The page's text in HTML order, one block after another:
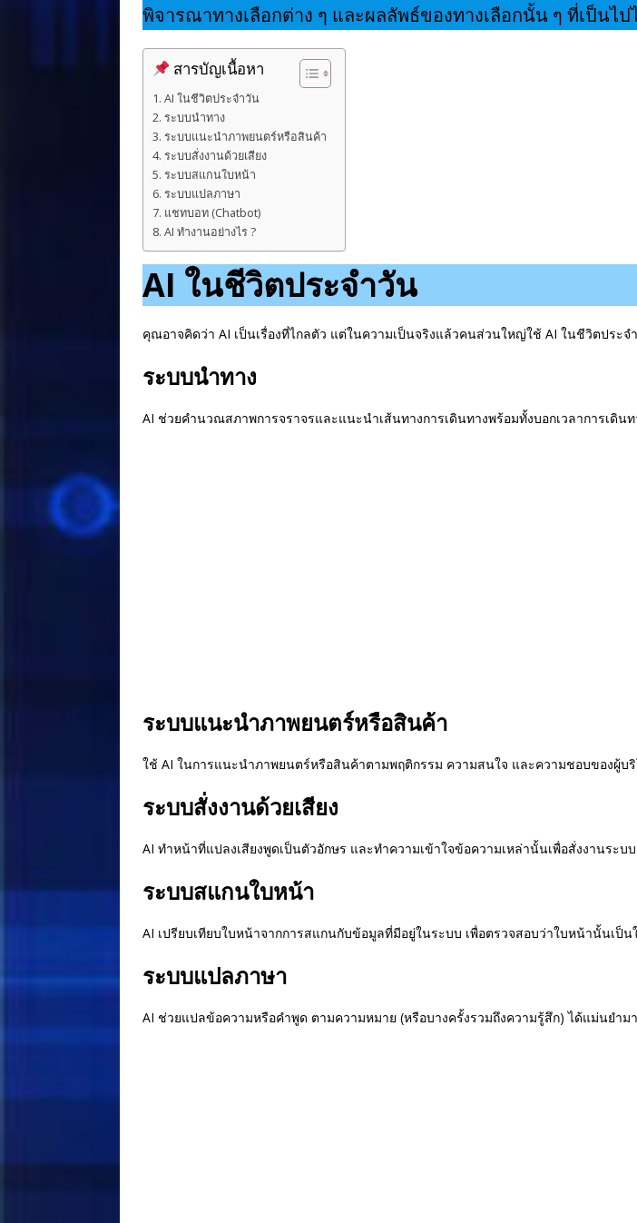
พิจารณาทางเลือกต่าง ๆ และผลลัพธ์ของทางเลือกนั้น ๆ ที่เป็น
สารบัญเนื้อหา
AI ในชีวิตประจำวัน
ระบบนำทาง
ระบบแนะนำภาพยนตร์หรือสินค้า
ระบบสั่งงานด้วยเสียง
ระบบสแกนใบหน้า
ระบบแปลภาษา
แชทบอท (Chatbot)
AI ทำงานอย่างไร ?
AI ในชีวิตประจำวัน
คุณอาจคิดว่า AI เป็นเรื่องที่ไกลตัว แต่ในความเป็นจริงแล้วคนส่วนใหญ่ใช้ AI ในชีวิตประ
ระบบนำทาง
AI ช่วยคำนวณสภาพการจราจรและแนะนำเส้นทางการเดินทางพร้อมทั้งบอกเวลาการเดิน
ระบบแนะนำภาพยนตร์หรือสินค้า
ใช้ AI ในการแนะนำภาพยนตร์หรือสินค้าตามพฤติกรรม ความสนใจ และความชอบของผู้บ
ระบบสั่งงานด้วยเสียง
AI ทำหน้าที่แปลงเสียงพูดเป็นตัวอักษร และทำความเข้าใจข้อความเหล่านั้นเพื่อสั่งงานระ
ระบบสแกนใบหน้า
AI เปรียบเทียบใบหน้าจากการสแกนกับข้อมูลที่มีอยู่ในระบบ เพื่อตรวจสอบว่าใบหน้านั้นเ
ระบบแปลภาษา
AI ช่วยแปลข้อความหรือคำพูด ตามความหมาย (หรือบางครั้งรวมถึงความรู้สึก) ได้แม่นยำม